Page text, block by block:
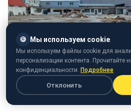
🍪 Мы используем cookie
Мы используем файлы cookie для
персонализации контента. Прочитайте
конфиденциальности. Подробнее
Отклонить